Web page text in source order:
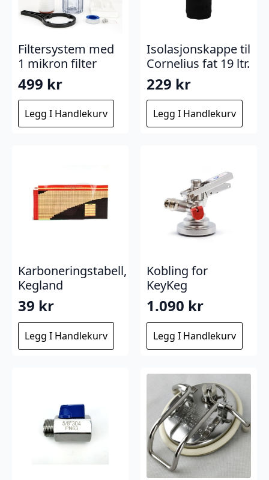
Filtersystem med
1 mikron filter
499 kr
Legg I Handlekurv
Isolasjonskappe til
Cornelius fat 19 ltr.
229 kr
Legg I Handlekurv
Karboneringstabell,
Kegland
39 kr
Legg I Handlekurv
Kobling for
KeyKeg
1.090 kr
Legg I Handlekurv